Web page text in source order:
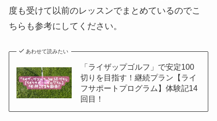
度も受けて以前のレッスンでまとめているのでこ
ちらも参考にしてください。
あわせて読みたい
「ライザップゴルフ」で安定100
切りを目指す！継続プラン【ライ
フサポートプログラム】体験記14
回目！